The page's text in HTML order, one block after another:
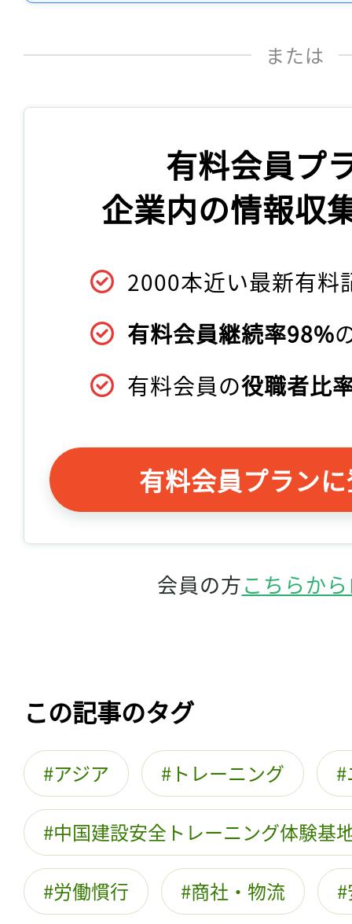
または
有料会員プ
企業内の情報収
2000本近い最新有料
有料会員継続率98%
有料会員の役職者比
有料会員プラン
会員の方こちらか
この記事のタグ
アジア トレーニング
中国建設安全トレーニング体験基
労働慣行 商社・物流